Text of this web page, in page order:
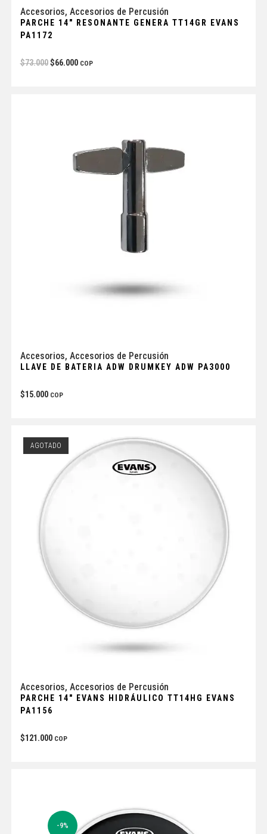
Accesorios, Accesorios de Percusión
PARCHE 14″ RESONANTE GENERA TT14GR EVANS
PA1172
$73.000 $66.000 COP
Accesorios, Accesorios de Percusión
LLAVE DE BATERIA ADW DRUMKEY ADW PA3000
$15.000 COP
AGOTADO
Accesorios, Accesorios de Percusión
PARCHE 14″ EVANS HIDRÁULICO TT14HG EVANS
PA1156
$121.000 COP
-9%